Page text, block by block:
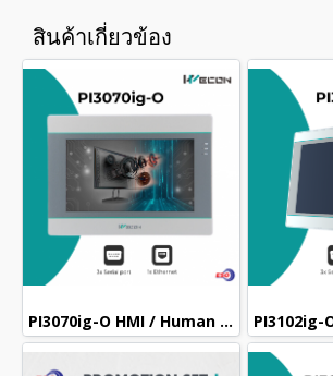
สินค้าเกี่ยวข้อง
PI3070ig-O HMI / Human machine interface WECON